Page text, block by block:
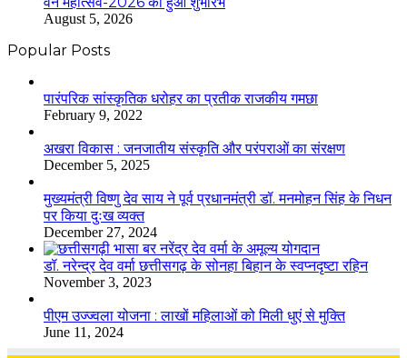
August 5, 2026
Popular Posts
​​​​​​​पारंपरिक सांस्कृतिक धरोहर का प्रतीक राजकीय गमछा
February 9, 2022
अखरा विकास : जनजातीय संस्कृति और परंपराओं का संरक्षण
December 5, 2025
मुख्यमंत्री विष्णु देव साय ने पूर्व प्रधानमंत्री डॉ. मनमोहन सिंह के निधन
पर किया दुःख व्यक्त
December 27, 2024
डॉ. नरेन्द्र देव वर्मा छत्तीसगढ़ के सोनहा बिहान के स्वप्नदृष्टा रहिन
November 3, 2023
पीएम उज्ज्वला योजना : लाखों महिलाओं को मिली धुएं से मुक्ति
June 11, 2024